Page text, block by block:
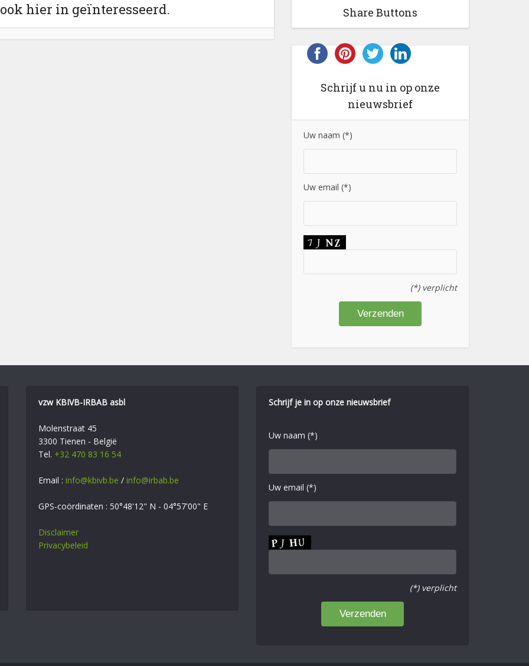
hier in geïnteresseerd. Share Buttons
Schrijf u nu in op onze
nieuwsbrief
Uw naam (*)
Uw email (*)
(*) verplicht
vzw KBIVB-IRBAB asbl
Molenstraat 45
3300 Tienen - België
Tel. +32 470 83 16 54
Email : info@kbivb.be / info@irbab.be
GPS-coördinaten : 50°48'12" N - 04°57'00" E
Disclaimer
Privacybeleid
Schrijf je in op onze nieuwsbrief
Uw naam (*)
Uw email (*)
(*) verplicht